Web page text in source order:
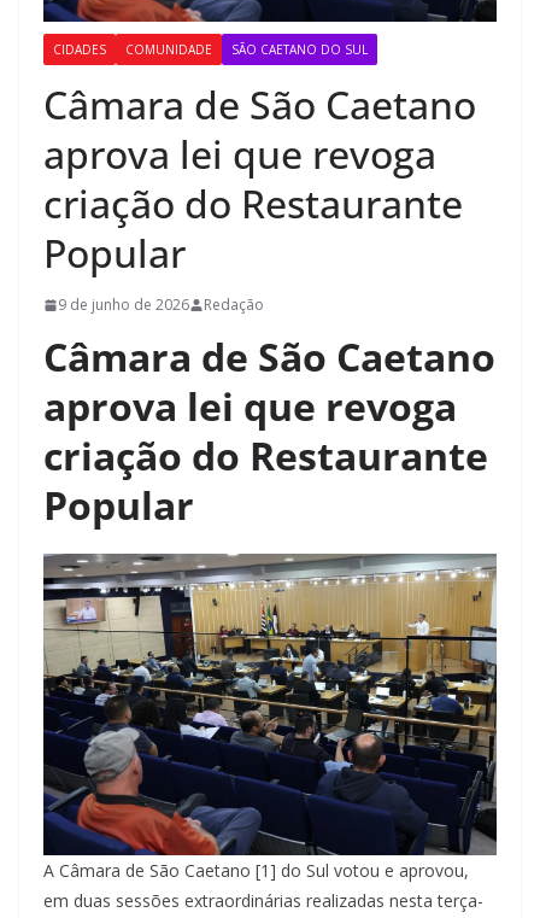
CIDADES COMUNIDADE SÃO CAETANO DO SUL
Câmara de São Caetano
aprova lei que revoga
criação do Restaurante
Popular
9 de junho de 2026 Redação
Câmara de São Caetano
aprova lei que revoga
criação do Restaurante
Popular
A Câmara de São Caetano [1] do Sul votou e aprovou,
em duas sessões extraordinárias realizadas nesta terça-